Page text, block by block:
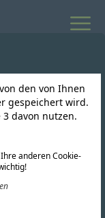
den von Ihnen
gespeichert wird.
davon nutzen.
anderen Cookie-